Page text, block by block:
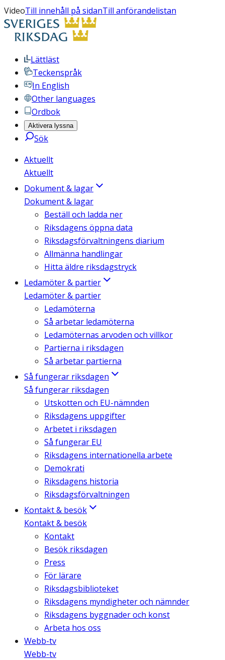
VideoTill innehåll på sidanTill anförandelistan
Lättläst
Teckenspråk
In English
Other languages
Ordbok
Aktivera lyssna
Sök
Aktuellt
Aktuellt
Dokument & lagar
Dokument & lagar
Beställ och ladda ner
Riksdagens öppna data
Riksdagsförvaltningens diarium
Allmänna handlingar
Hitta äldre riksdagstryck
Ledamöter & partier
Ledamöter & partier
Ledamöterna
Så arbetar ledamöterna
Ledamöternas arvoden och villkor
Partierna i riksdagen
Så arbetar partierna
Så fungerar riksdagen
Så fungerar riksdagen
Utskotten och EU-nämnden
Riksdagens uppgifter
Arbetet i riksdagen
Så fungerar EU
Riksdagens internationella arbete
Demokrati
Riksdagens historia
Riksdagsförvaltningen
Kontakt & besök
Kontakt & besök
Kontakt
Besök riksdagen
Press
För lärare
Riksdagsbiblioteket
Riksdagens myndigheter och nämnder
Riksdagens byggnader och konst
Arbeta hos oss
Webb-tv
Webb-tv